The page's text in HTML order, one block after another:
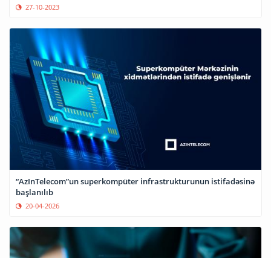
27-10-2023
“AzInTelecom”un superkompüter infrastrukturunun istifadəsinə
başlanılıb
20-04-2026